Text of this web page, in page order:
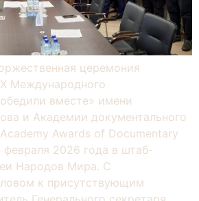
церемония
Международного
вместе» имени
и Академии документального
Awards of Documentary
февраля 2026 года в штаб-
Народов Мира. С
к присутствующим